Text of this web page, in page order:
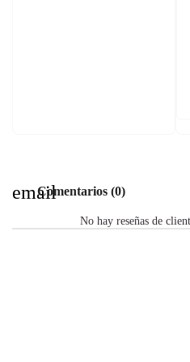
emailComentarios (0)
No hay reseñas de